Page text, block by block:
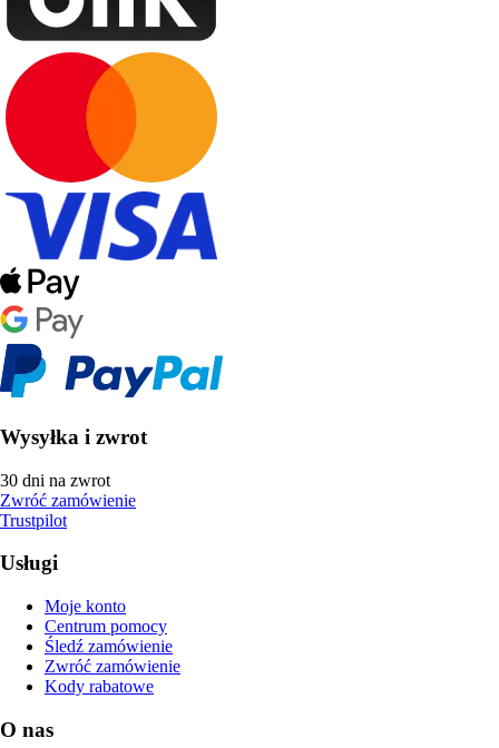
Wysyłka i zwrot
30 dni na zwrot
Zwróć zamówienie
Trustpilot
Usługi
Moje konto
Centrum pomocy
Śledź zamówienie
Zwróć zamówienie
Kody rabatowe
O nas